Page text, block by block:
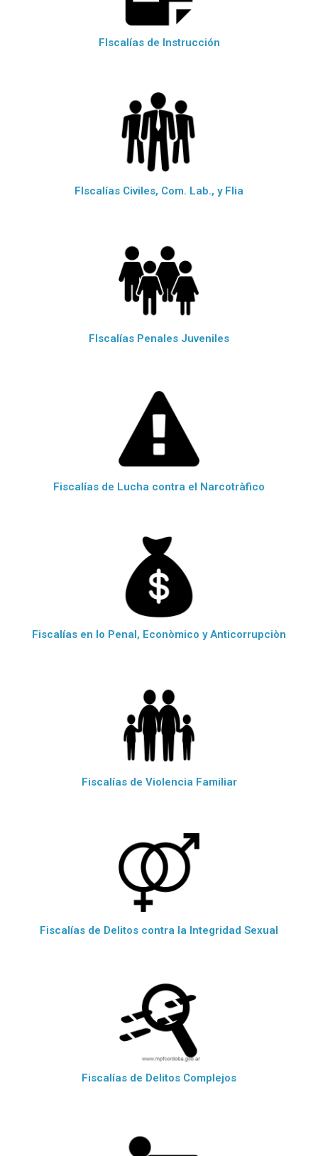
FIscalías de Instrucción
FIscalías Civiles, Com. Lab., y Flia
FIscalías Penales Juveniles
Fiscalías de Lucha contra el Narcotràfico
Fiscalías en lo Penal, Econòmico y Anticorrupciòn
Fiscalías de Violencia Familiar
Fiscalías de Delitos contra la Integridad Sexual
Fiscalías de Delitos Complejos